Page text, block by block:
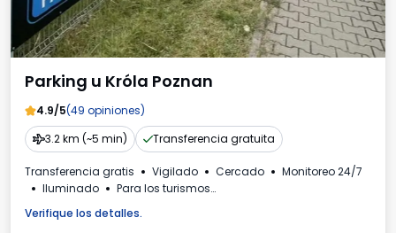
Parking u Króla Poznan
4.9/5(49 opiniones)
3.2 km (~5 min)
Transferencia gratuita
Transferencia gratis Vigilado Cercado
Monitoreo 24/7
Iluminado
Para los turismos
Verifique los detalles.